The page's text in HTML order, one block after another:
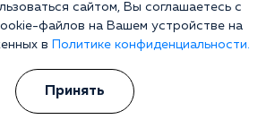
сайтом, Вы соглашаетесь с
файлов на Вашем устройстве на
в
Политике конфиденциальности.
Принять